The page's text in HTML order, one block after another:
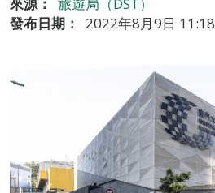
發布日期：
2022年8月9日 11:18